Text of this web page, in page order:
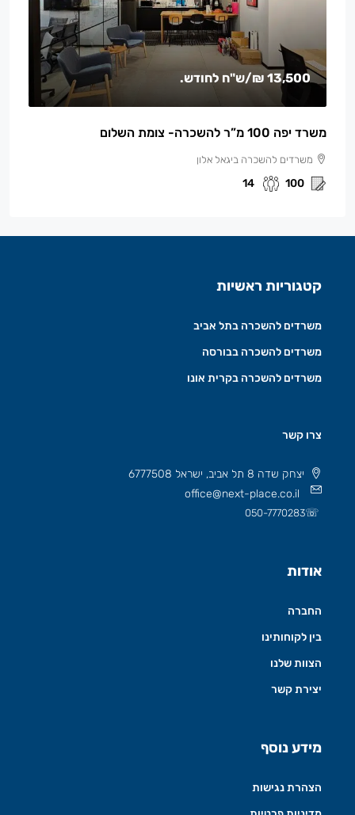
13,500 ₪ /ש"ח לחודש.
משרד יפה 100 מ”ר להשכרה- צומת השלום
משרדים להשכרה ביגאל אלון
100
14
קטגוריות ראשיות
משרדים להשכרה בתל אביב
משרדים להשכרה בבורסה
משרדים להשכרה בקרית אונו
צרו קשר
יצחק שדה 8 תל אביב, ישראל 6777508
office@next-place.co.il
☏
050-7770283
אודות
החברה
בין לקוחותינו
הצוות שלנו
יצירת קשר
מידע נוסף
הצהרת נגישות